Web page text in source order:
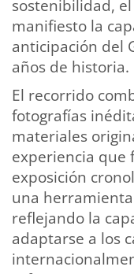
sostenibilidad,
manifiesto la
anticipación del
años de historia.
El recorrido
fotografías
materiales
experiencia que
exposición
una
reflejando la
adaptarse a los